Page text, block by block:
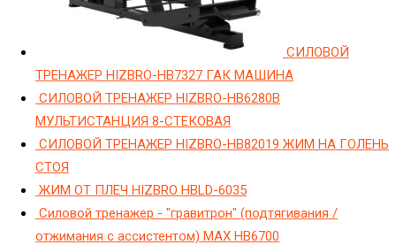
СИЛОВОЙ
ТРЕНАЖЕР HIZBRO-HB7327 ГАК МАШИНА
СИЛОВОЙ ТРЕНАЖЕР HIZBRO-HB6280B
МУЛЬТИСТАНЦИЯ 8-СТЕКОВАЯ
СИЛОВОЙ ТРЕНАЖЕР HIZBRO-HB82019 ЖИМ НА ГОЛЕНЬ
СТОЯ
ЖИМ ОТ ПЛЕЧ HIZBRO HBLD-6035
Силовой тренажер - "гравитрон" (подтягивания /
отжимания с ассистентом) МAX HB6700